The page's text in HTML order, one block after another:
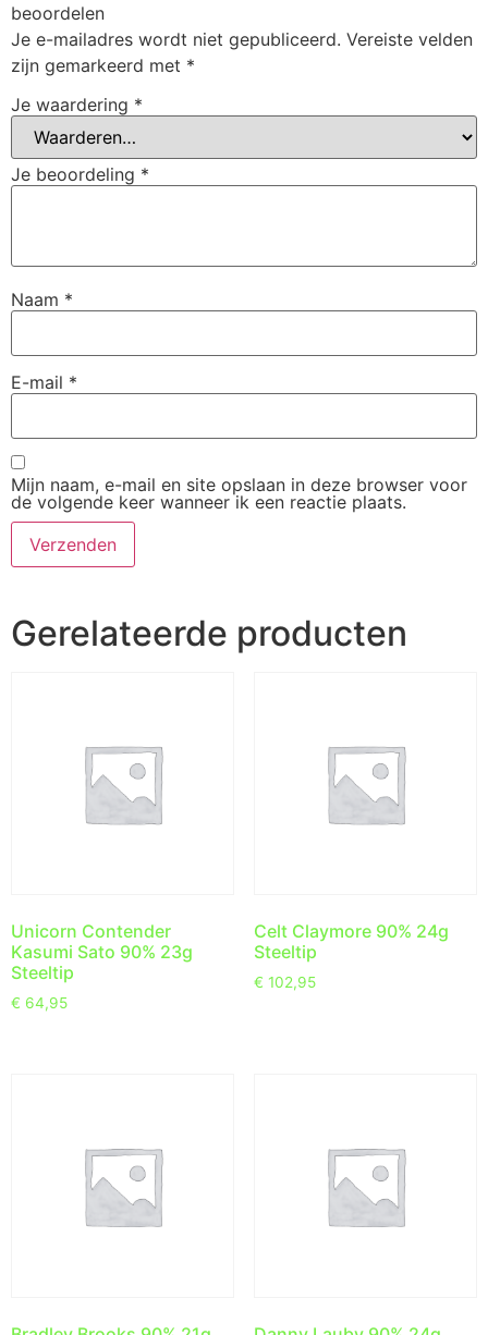
beoordelen
Je e-mailadres wordt niet gepubliceerd. Vereiste velden
zijn gemarkeerd met *
Je waardering *
Je beoordeling *
Naam *
E-mail *
Mijn naam, e-mail en site opslaan in deze browser voor
de volgende keer wanneer ik een reactie plaats.
Gerelateerde producten
Unicorn Contender
Kasumi Sato 90% 23g
Steeltip
€ 64,95
Celt Claymore 90% 24g
Steeltip
€ 102,95